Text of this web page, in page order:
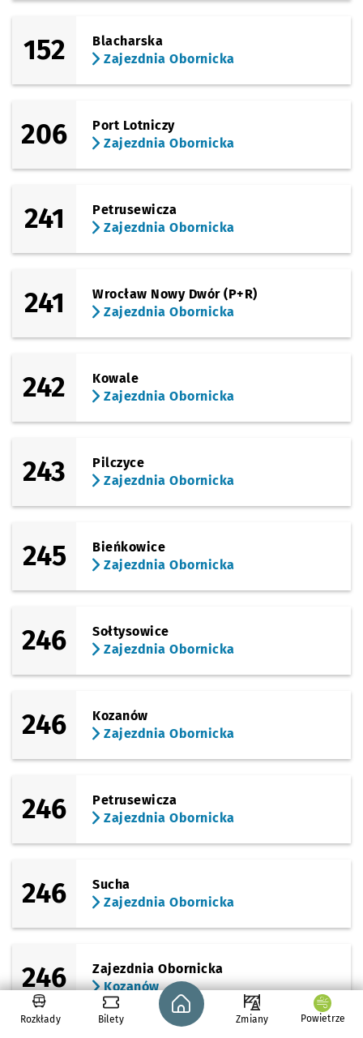
152
Blacharska
Zajezdnia Obornicka
206
Port Lotniczy
Zajezdnia Obornicka
241
Petrusewicza
Zajezdnia Obornicka
241
Wrocław Nowy Dwór (P+R)
Zajezdnia Obornicka
242
Kowale
Zajezdnia Obornicka
243
Pilczyce
Zajezdnia Obornicka
245
Bieńkowice
Zajezdnia Obornicka
246
Sołtysowice
Zajezdnia Obornicka
246
Kozanów
Zajezdnia Obornicka
246
Petrusewicza
Zajezdnia Obornicka
246
Sucha
Zajezdnia Obornicka
246
Zajezdnia Obornicka
Kozanów
Rozkłady Bilety
Strona główna - wroclaw.pl
Zmiany Powietrze